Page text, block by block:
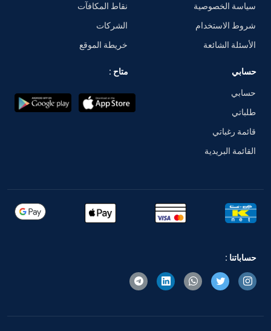
سياسة الخصوصية
شروط الاستخدام
الأسئلة الشائعة
نقاط المكافآت
الشركات
خريطة الموقع
حسابي
حسابي
طلباتي
قائمة رغباتي
القائمة البريدية
متاح :
حساباتنا :